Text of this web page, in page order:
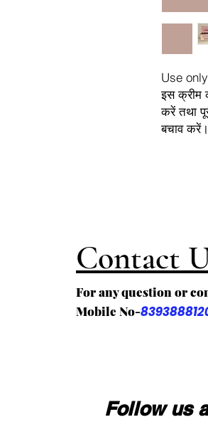
Use
इस क्रीम
करें तथा
बचाव
Contact
For any question or
Mobile No-
Follow us